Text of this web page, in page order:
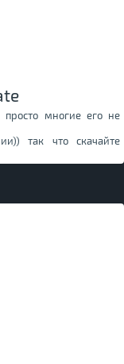
многие его не
так что скачайте